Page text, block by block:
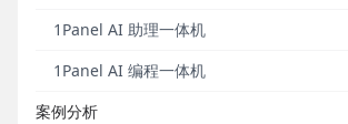
1Panel AI 助理一体机
1Panel AI 编程一体机
案例分析